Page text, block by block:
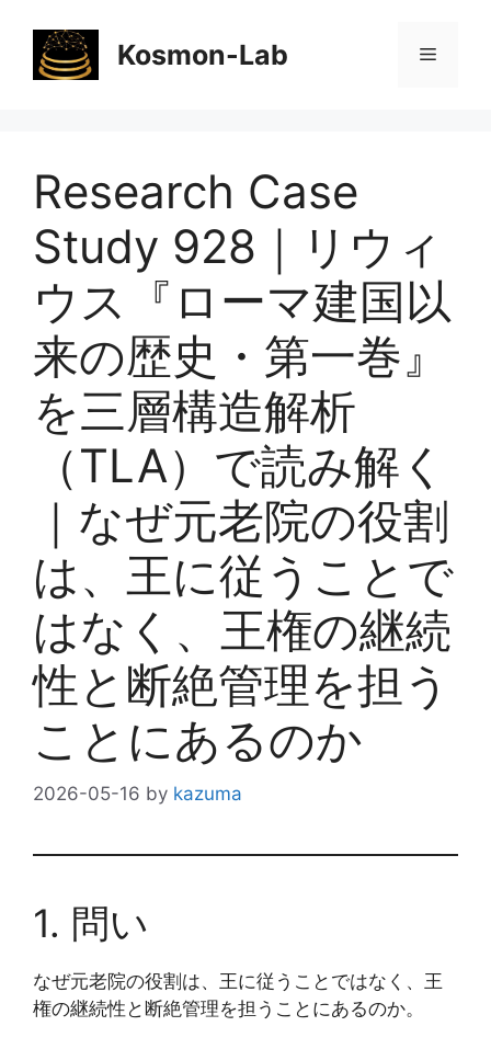
Kosmon-Lab メ
Research Case
Study 928｜リウィ
ウス『ローマ建国以
来の歴史・第一巻』
を三層構造解析
（TLA）で読み解く
｜なぜ元老院の役割
は、王に従うことで
はなく、王権の継続
性と断絶管理を担う
ことにあるのか
2026-05-16 by kazuma
1. 問い
なぜ元老院の役割は、王に従うことではなく、王
権の継続性と断絶管理を担うことにあるのか。